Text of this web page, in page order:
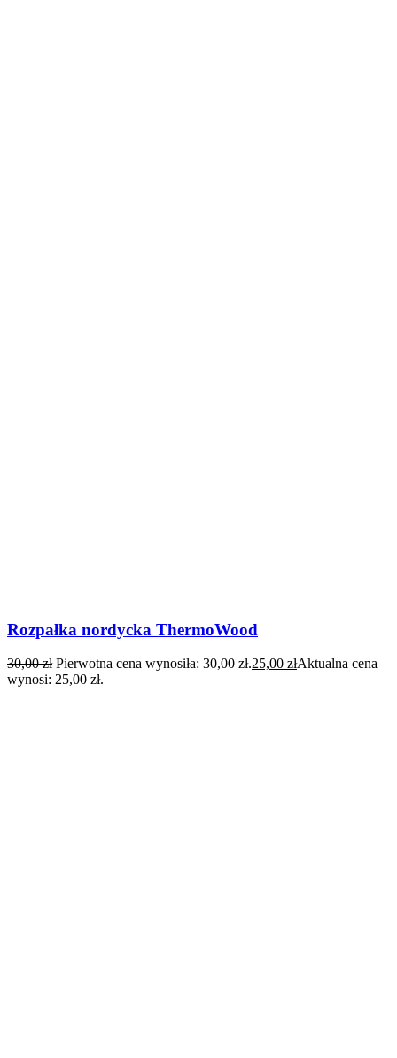
Rozpałka nordycka ThermoWood
30,00zł Pierwotna cena wynosiła: 30,00 zł.25,00 złAktualna cena
wynosi: 25,00 zł.